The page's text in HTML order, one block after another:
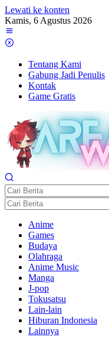
Lewati ke konten
Kamis, 6 Agustus 2026
Tentang Kami
Gabung Jadi Penulis
Kontak
Game Gratis
Anime
Games
Budaya
Olahraga
Anime Music
Manga
J-pop
Tokusatsu
Lain-lain
Hiburan Indonesia
Lainnya